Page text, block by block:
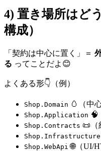
4) 置き場所はど
構成）
「契約は中心に置く」＝
る ってことだよ😊
よくある形👇（例）
Shop.Domain 🥚（中心
Shop.Application 🧠
Shop.Contracts 📜（
Shop.Infrastructure
Shop.WebApi 🌐（UI/